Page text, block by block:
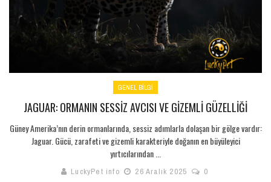
GENEL BILGI
JAGUAR: ORMANIN SESSIZ AVCISI VE GIZEMLI GÜZELLIĞI
Güney Amerika’nın derin ormanlarında, sessiz adımlarla dolaşan bir gölge vardır:
Jaguar. Gücü, zarafeti ve gizemli karakteriyle doğanın en büyüleyici
yırtıcılarından ...
LuckyPet info 26 Aralık 2025 0